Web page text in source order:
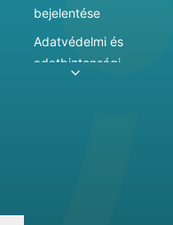
bejelentése
Adatvédelmi és
adatbiztonsági